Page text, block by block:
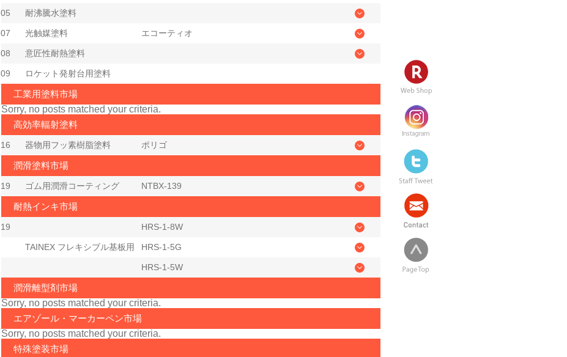
05 耐沸騰水塗料
07 光触媒塗料 エコーティオ
08 意匠性耐熱塗料
09 ロケット発射台用塗料
工業用塗料市場
Sorry, no posts matched your criteria.
高効率輻射塗料
16 器物用フッ素樹脂塗料 ポリゴ
潤滑塗料市場
19 ゴム用潤滑コーティング NTBX-139
耐熱インキ市場
19 HRS-1-8W
TAINEX フレキシブル基板用 HRS-1-5G
HRS-1-5W
潤滑離型剤市場
Sorry, no posts matched your criteria.
エアゾール・マーカーペン市場
Sorry, no posts matched your criteria.
特殊塗装市場